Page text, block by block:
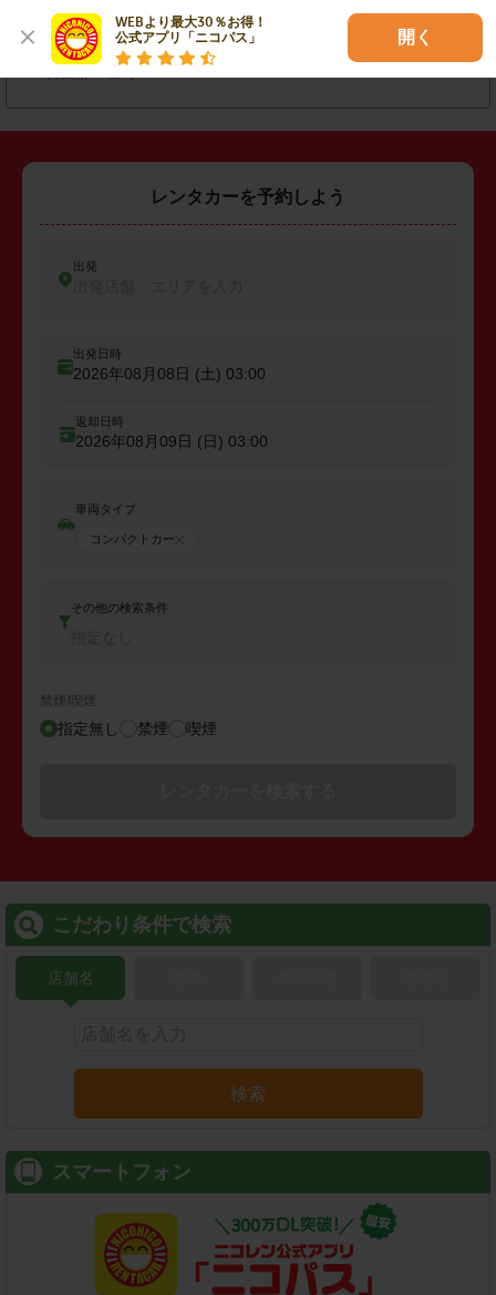
WEBより最大30％お得！
公式アプリ「ニコパス」
開く
・ 匝瑳市 ・大網白里市 山武郡横芝光町
レンタカーを予約しよう
出発
出発日時
2026年08月08日 (土) 03:00
返却日時
2026年08月09日 (日) 03:00
車両タイプ
コンパクトカー
その他の検索条件
禁煙/喫煙
指定無し 禁煙 喫煙
こだわり条件で検索
店舗名
検索
スマートフォン